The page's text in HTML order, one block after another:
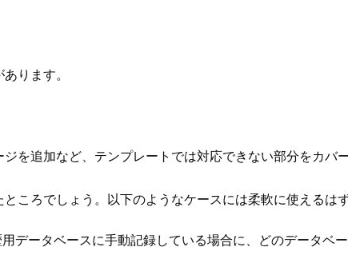
ります。
追加など、テンプレートでは対応できない部分をカバー
ころでしょう。以下のようなケースには柔軟に使えるはず
データベースに手動記録している場合に、どのデータベ